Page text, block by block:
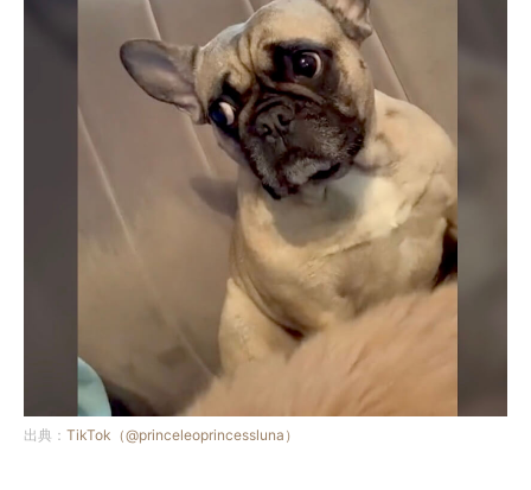
出典： TikTok（@princeleoprincessluna）